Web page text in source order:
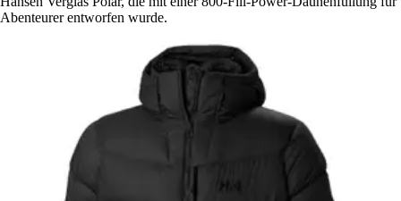
Abenteurer entworfen wurde.